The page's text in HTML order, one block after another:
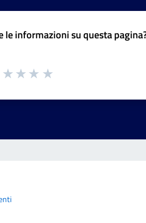
le informazioni su questa